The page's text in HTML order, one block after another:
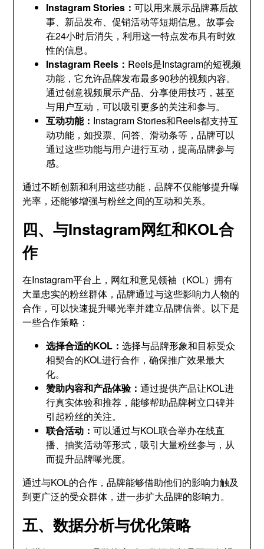
Instagram Stories：可以用来展示品牌幕后故
事、新品发布、促销活动等短期信息。故事会
在24小时后消失，利用这一特点发布具有时效
性的信息。
Instagram Reels： Reels是Instagram的短视频
功能，它允许品牌发布最多90秒的视频内容。
通过创意视频展示产品、分享使用技巧，甚至
与用户互动，可以吸引更多的关注和参与。
互动功能： Instagram Stories和Reels都支持互
动功能，如投票、问答、滑动条等，品牌可以
通过这些功能与用户进行互动，提高品牌参与
感。
通过不断创新和利用这些功能，品牌不仅能够提升曝
光率，还能够增强与粉丝之间的互动和关系。
四、与Instagram网红和KOL合
作
在Instagram平台上，网红和意见领袖（KOL）拥有
大量忠实的粉丝群体，品牌通过与这些影响力人物的
合作，可以快速提升曝光率并建立品牌信誉。以下是
一些合作策略：
选择合适的KOL：选择与品牌形象和目标受众
相契合的KOL进行合作，确保推广效果最大
化。
赞助内容和产品体验：通过提供产品让KOL进
行真实体验和推荐，能够帮助品牌树立口碑并
引起粉丝的关注。
联合活动：可以通过与KOL联合举办在线直
播、抽奖活动等形式，吸引大量粉丝参与，从
而提升品牌曝光度。
通过与KOL的合作，品牌能够借助他们的影响力触及
到更广泛的受众群体，进一步扩大品牌的影响力。
五、数据分析与优化策略